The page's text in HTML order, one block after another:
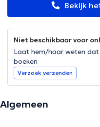
Bekijk
Niet beschikbaar voor
Laat hem/haar weten
boeken
Verzoek verzenden
Algemeen